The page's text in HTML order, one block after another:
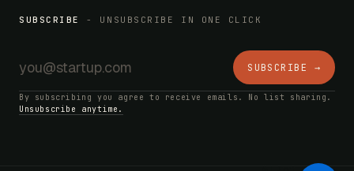
SUBSCRIBE - UNSUBSCRIBE IN ONE CLICK
SUBSCRIBE →
By subscribing you agree to receive emails. No list sharing.
Unsubscribe anytime.